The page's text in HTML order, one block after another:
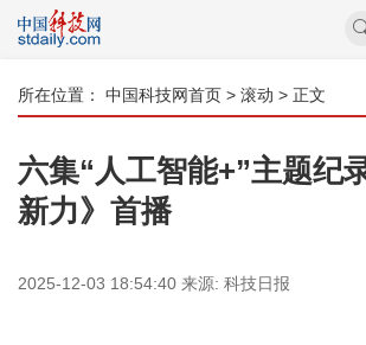
所在位置： 中国科技网首页 > 滚动 > 正文
六集“人工智能+”主题纪
新力》首播
2025-12-03 18:54:40 来源: 科技日报